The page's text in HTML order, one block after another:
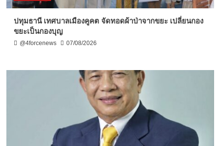
ปทุมธานี เทศบาลเมืองคูคต จัดทอดผ้าป่าจากขยะ เปลี่ยนกอง
ขยะเป็นกองบุญ
@4forcenews 07/08/2026